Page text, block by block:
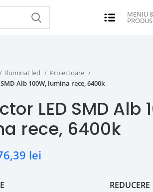
Iluminat led
Proiectoare
Alb 100W, lumina rece, 6400k
LED SMD Alb
rece, 6400k
lei
REDUCERE